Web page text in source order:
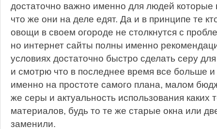
достаточно важно именно для людей которые
что же они на деле едят. Да и в принципе те
овощи в своем огороде не столкнутся с
но интернет сайты полны именно
условиях достаточно быстро сделать серу
и смотрю что в последнее время все больше
именно на простоте самого плана, малом
же серы и актуальность использования каких
материалов, будь то те же старые окна или
заменили.